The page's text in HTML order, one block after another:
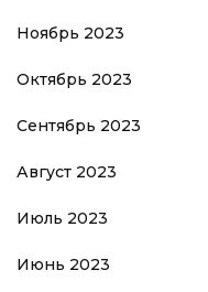
Ноябрь 2023
Октябрь 2023
Сентябрь 2023
Август 2023
Июль 2023
Июнь 2023